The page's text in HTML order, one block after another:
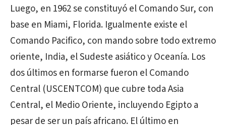
Luego, en 1962 se constituyó el Comando Sur, con
base en Miami, Florida. Igualmente existe el
Comando Pacifico, con mando sobre todo extremo
oriente, India, el Sudeste asiático y Oceanía. Los
dos últimos en formarse fueron el Comando
Central (USCENTCOM) que cubre toda Asia
Central, el Medio Oriente, incluyendo Egipto a
pesar de ser un país africano. El último en